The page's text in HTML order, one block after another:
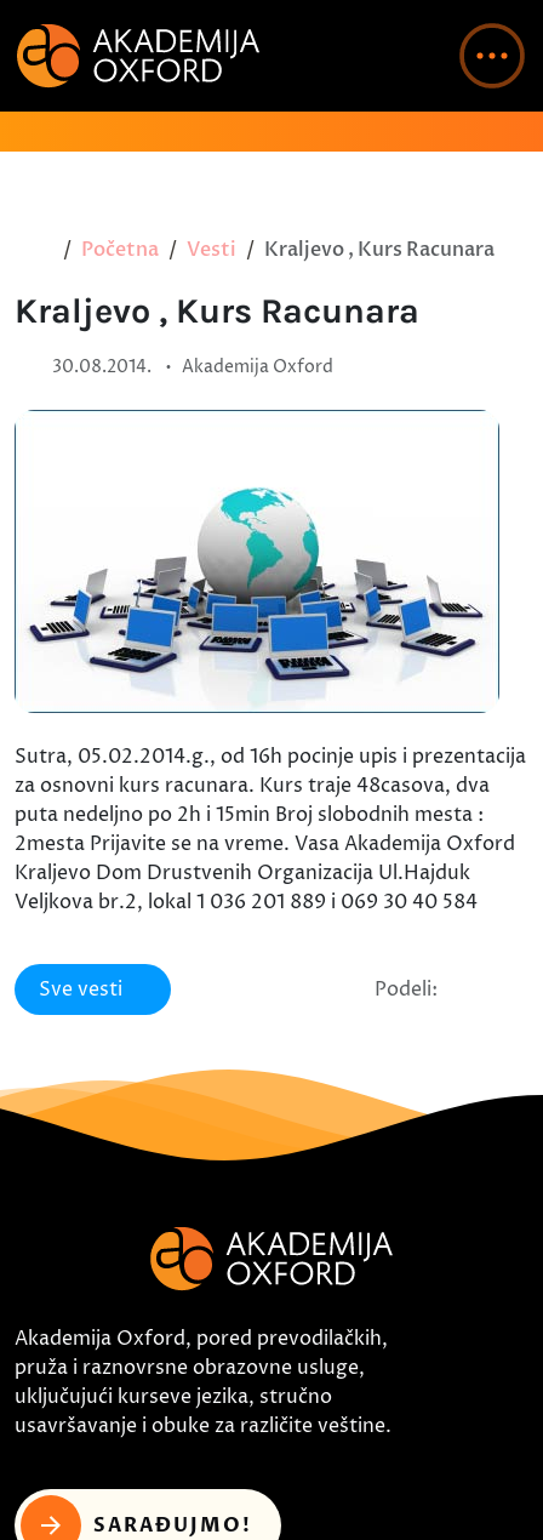
Početna Vesti Kraljevo , Kurs Racunara
Kraljevo , Kurs Racunara
30.08.2014. • Akademija Oxford
Sutra, 05.02.2014.g., od 16h pocinje upis i prezentacija
za osnovni kurs racunara. Kurs traje 48casova, dva
puta nedeljno po 2h i 15min Broj slobodnih mesta :
2mesta Prijavite se na vreme. Vasa Akademija Oxford
Kraljevo Dom Drustvenih Organizacija Ul.Hajduk
Veljkova br.2, lokal 1 036 201 889 i 069 30 40 584
Sve vesti Podeli:
Akademija Oxford, pored prevodilačkih,
pruža i raznovrsne obrazovne usluge,
uključujući kurseve jezika, stručno
usavršavanje i obuke za različite veštine.
SARAĐUJMO!